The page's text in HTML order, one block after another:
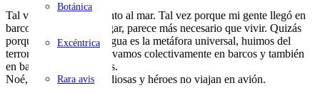
Botánica
Excéntrica
Rara avis
Tal vez porque crecí junto al mar. Tal vez porque mi gente llegó en
barcos. O porque navegar, parece más necesario que vivir. Quizás
porque andar sobre el agua es la metáfora universal, huimos del
terror en barcos, nos salvamos colectivamente en barcos y también
en barcos,
naufragamos.
Noé, Ulises, Yemanjá: diosas y héroes no viajan en avión.